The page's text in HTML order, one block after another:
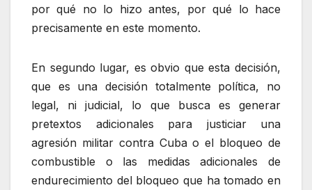
por qué no lo hizo antes, por qué lo hace
precisamente en este momento.
En segundo lugar, es obvio que esta decisión,
que es una decisión totalmente política, no
legal, ni judicial, lo que busca es generar
pretextos adicionales para justiciar una
agresión militar contra Cuba o el bloqueo de
combustible o las medidas adicionales de
endurecimiento del bloqueo que ha tomado en